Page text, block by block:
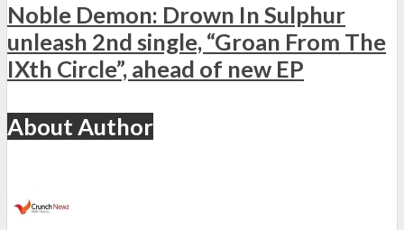
Noble Demon: Drown In Sulphur
unleash 2nd single, “Groan From The
IXth Circle”, ahead of new EP
About Author